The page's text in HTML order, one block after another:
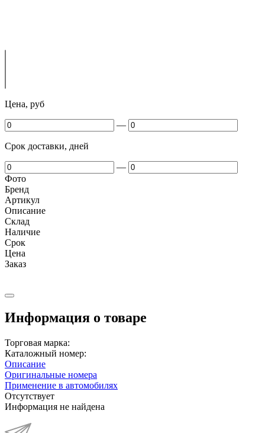
Цена, руб
—
Срок доставки, дней
—
Фото
Бренд
Артикул
Описание
Cклад
Наличие
Срок
Цена
Заказ
Информация о товаре
Торговая марка:
Каталожный номер:
Описание
Оригинальные номера
Применение в автомобилях
Отсутствует
Информация не найдена